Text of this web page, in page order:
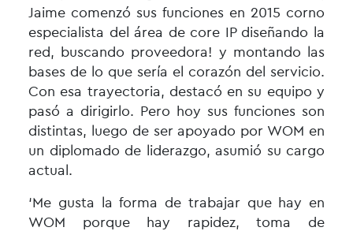
Jaime comenzó sus funciones en 2015 corno
especialista del área de core IP diseñando la
red, buscando proveedora! y montando las
bases de lo que sería el corazón del servicio.
Con esa trayectoria, destacó en su equipo y
pasó a dirigirlo. Pero hoy sus funciones son
distintas, luego de ser apoyado por WOM en
un diplomado de liderazgo, asumió su cargo
actual.
‘Me gusta la forma de trabajar que hay en
WOM porque hay rapidez, toma de